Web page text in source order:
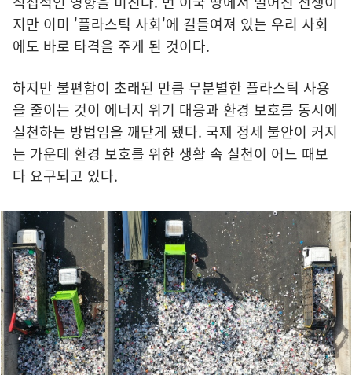
지만 이미 '플라스틱 사회'에 길들여져 있는 우리 사회
에도 바로 타격을 주게 된 것이다.
하지만 불편함이 초래된 만큼 무분별한 플라스틱 사용
을 줄이는 것이 에너지 위기 대응과 환경 보호를 동시에
실천하는 방법임을 깨닫게 됐다. 국제 정세 불안이 커지
는 가운데 환경 보호를 위한 생활 속 실천이 어느 때보
다 요구되고 있다.